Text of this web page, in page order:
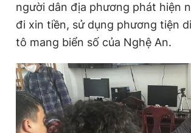
Đọc Thanh Niên trên điện thoại
Theo dõi báo trên
Hotline Liên hệ quảng
người dân địa phương phát hiện
đi xin tiền, sử dụng phương tiện
tô mang biển số của Nghệ An.